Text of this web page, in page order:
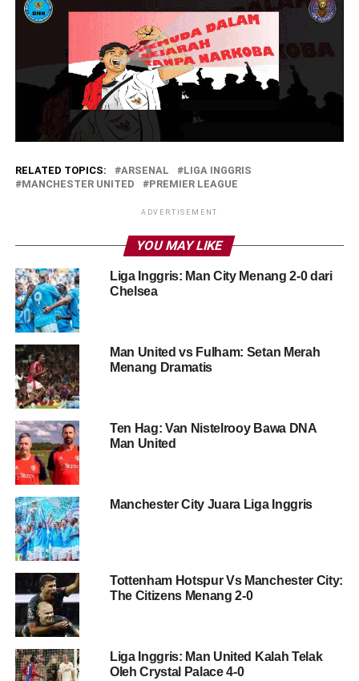
RELATED TOPICS: ARSENAL
LIGA INGGRIS
MANCHESTER UNITED
PREMIER LEAGUE
ADVERTISEMENT
YOU MAY LIKE
Liga Inggris: Man City Menang 2-0 dari
Chelsea
Man United vs Fulham: Setan Merah
Menang Dramatis
Ten Hag: Van Nistelrooy Bawa DNA
Man United
Manchester City Juara Liga Inggris
Tottenham Hotspur Vs Manchester City:
The Citizens Menang 2-0
Liga Inggris: Man United Kalah Telak
Oleh Crystal Palace 4-0